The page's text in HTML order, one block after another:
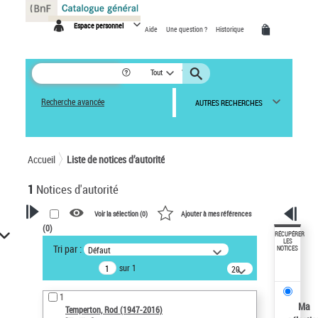
Espace personnel Aide Une question ? Historique
Tout
Recherche avancée AUTRES RECHERCHES
Accueil Liste de notices d’autorité
1 Notices d'autorité
VOTRE RECHERCHE
Recherche avancée dans les
notices d’autorité
Œuvres liées à l'auteur :
Temperton, Rod (1947-2016)
Voir la sélection (0) Ajouter à mes références
(0)
Tri par : Défaut
sur 1
20
résultats/page
1
Temperton, Rod (1947-2016)
RÉCUPÉRER
LES
NOTICES
Ma
Panneau de gestion des cookies